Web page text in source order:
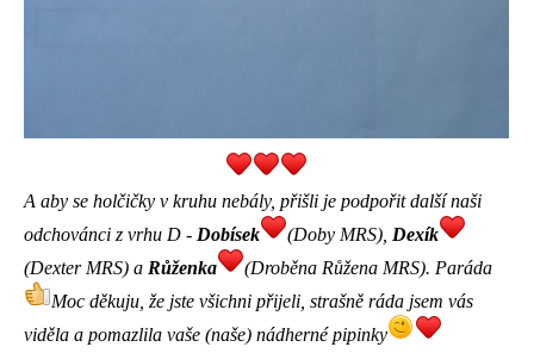
A aby se holčičky v kruhu nebály, přišli je podpořit další naši
odchovánci z vrhu D - Dobísek (Doby MRS), Dexík
(Dexter MRS) a Růženka
(Droběna Růžena MRS). Paráda
Moc děkuju, že jste všichni přijeli, strašně ráda jsem vás
viděla a pomazlila vaše (naše) nádherné pipinky